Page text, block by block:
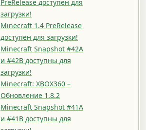
PreRelease доступен для
загрузки!
Minecraft 1.4 PreRelease
доступен для загрузки!
Minecraft Snapshot #42A
и #42B доступны для
загрузки!
Minecraft: XBOX360 –
Обновление 1.8.2
Minecraft Snapshot #41A
и #41B доступны для